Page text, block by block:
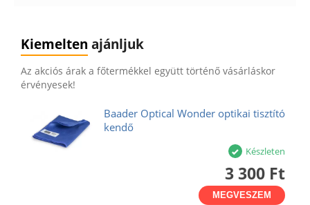
Kiemelten ajánljuk
Az akciós árak a főtermékkel együtt történő vásárláskor
érvényesek!
Baader Optical Wonder optikai tisztító
kendő
Készleten
3 300 Ft
MEGVESZEM